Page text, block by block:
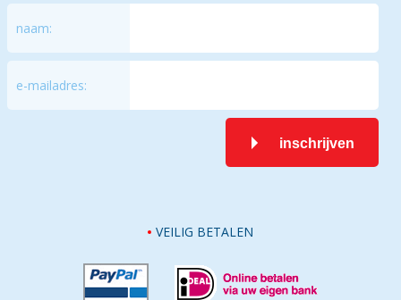
naam:
e-mailadres:
inschrijven
VEILIG BETALEN